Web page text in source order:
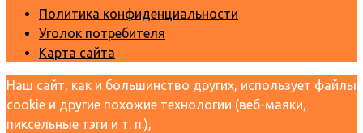
Политика конфиденциальности
Уголок потребителя
Карта сайта
Наш сайт, как и большинство других, использует файлы
cookie и другие похожие технологии (веб-маяки,
пиксельные тэги и т. п.),